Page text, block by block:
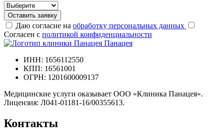
Оставить заявку
Даю согласие на обработку персональных данных
Согласен с политикой конфиденциальности
Панацея
ИНН: 1656112550
КПП: 16561001
ОГРН: 1201600009137
Медицинские услуги оказывает ООО «Клиника Панацея».
Лицензия: Л041-01181-16/00355613.
Контакты